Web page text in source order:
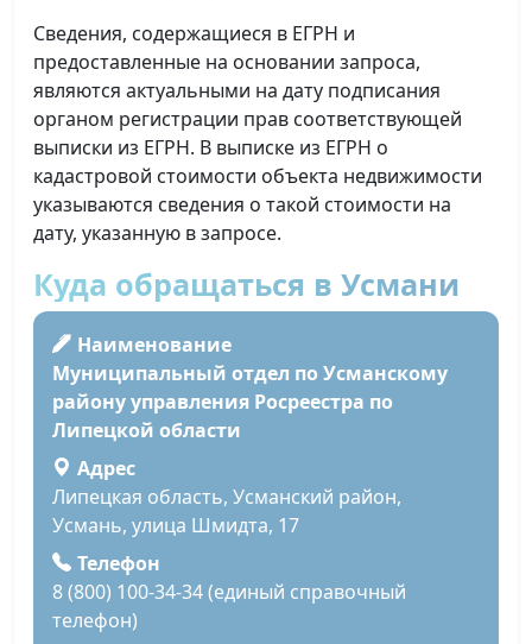
Сведения, содержащиеся в ЕГРН и
предоставленные на основании запроса,
являются актуальными на дату подписания
органом регистрации прав соответствующей
выписки из ЕГРН. В выписке из ЕГРН о
кадастровой стоимости объекта недвижимости
указываются сведения о такой стоимости на
дату, указанную в запросе.
Куда обращаться в Усмани
Наименование
Муниципальный отдел по Усманскому
району управления Росреестра по
Липецкой области
Адрес
Липецкая область, Усманский район,
Усмань, улица Шмидта, 17
Телефон
8 (800) 100-34-34 (единый справочный
телефон)